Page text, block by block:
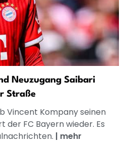
Neuzugang Saibari
Straße
Vincent Kompany seinen
der FC Bayern wieder. Es
| mehr